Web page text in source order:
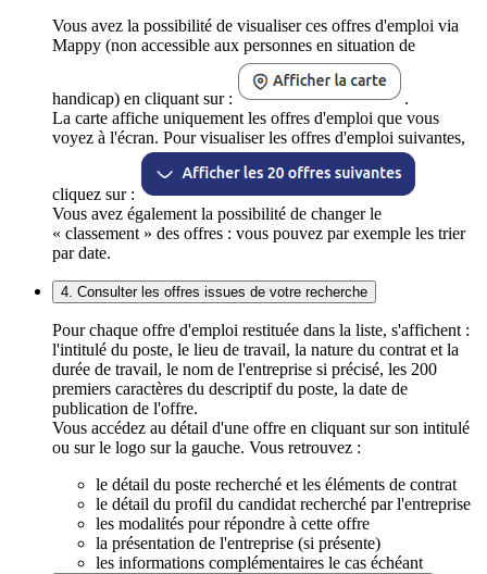
Vous avez la possibilité de visualiser ces offres d'emploi via
Mappy (non accessible aux personnes en situation de
handicap) en cliquant sur :
.
La carte affiche uniquement les offres d'emploi que vous
voyez à l'écran. Pour visualiser les offres d'emploi suivantes,
cliquez sur :
Vous avez également la possibilité de changer le
« classement » des offres : vous pouvez par exemple les trier
par date.
4. Consulter les offres issues de votre recherche
Pour chaque offre d'emploi restituée dans la liste, s'affichent :
l'intitulé du poste, le lieu de travail, la nature du contrat et la
durée de travail, le nom de l'entreprise si précisé, les 200
premiers caractères du descriptif du poste, la date de
publication de l'offre.
Vous accédez au détail d'une offre en cliquant sur son intitulé
ou sur le logo sur la gauche. Vous retrouvez :
le détail du poste recherché et les éléments de contrat
le détail du profil du candidat recherché par l'entreprise
les modalités pour répondre à cette offre
la présentation de l'entreprise (si présente)
les informations complémentaires le cas échéant